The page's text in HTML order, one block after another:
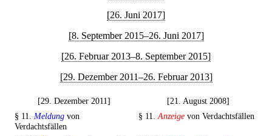
[26. Juni 2017]
[8. September 2015–26. Juni 2017]
[26. Februar 2013–8. September 2015]
[29. Dezember 2011–26. Februar 2013]
[29. Dezember 2011]
[21. August 2008]
§ 11. Meldung von
Verdachtsfällen
§ 11.Anzeige von Verdachtsfällen